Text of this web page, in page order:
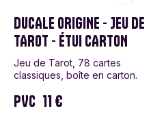
DUCALE ORIGINE - JEU DE
TAROT - ÉTUI CARTON
Jeu de Tarot, 78 cartes
classiques, boîte en carton.
PVC 11 €